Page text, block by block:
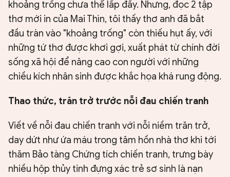
khoảng trống chưa thể lấp đầy. Nhưng, đọc 2 tập
thơ mới in của Mai Thìn, tôi thấy thơ anh đã bắt
đầu tràn vào "khoảng trống" còn thiếu hụt ấy, với
những tứ thơ được khơi gợi, xuất phát từ chính đời
sống xã hội để nâng cao con người với những
chiều kích nhân sinh được khắc họa khá rung động.
Thao thức, trăn trở trước nỗi đau chiến tranh
Viết về nỗi đau chiến tranh với nỗi niềm trăn trở,
day dứt như ứa máu trong tâm hồn nhà thơ khi tới
thăm Bảo tàng Chứng tích chiến tranh, trưng bày
nhiều hộp thủy tinh đựng xác trẻ sơ sinh là nạn